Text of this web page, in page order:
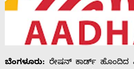
ಬೆಂಗಳೂರು: ರೇಷನ್ ಕಾರ್ಡ್